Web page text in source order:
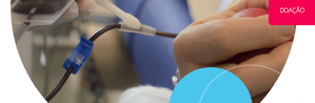
DOAÇÃO